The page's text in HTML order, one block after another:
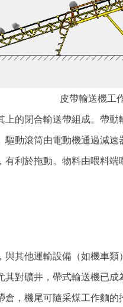
皮帶輸送機工
的閉合輸送帶組成。帶
動滾筒由電動機通過減
利於拖動。物料由喂料
其他運輸設備（如機車
對礦井，帶式輸送機已
，機尾可隨采煤工作麵